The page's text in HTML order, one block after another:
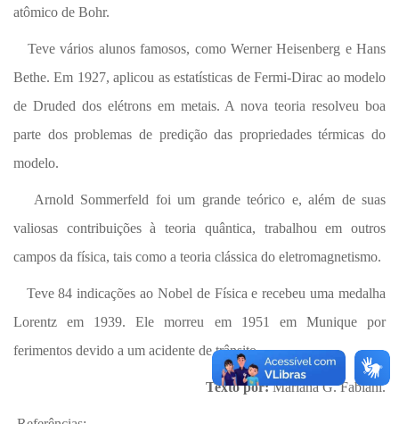
atômico de Bohr.
Teve vários alunos famosos, como Werner Heisenberg e Hans
Bethe. Em 1927, aplicou as estatísticas de Fermi-Dirac ao modelo
de Druded dos elétrons em metais. A nova teoria resolveu boa
parte dos problemas de predição das propriedades térmicas do
modelo.
Arnold Sommerfeld foi um grande teórico e, além de suas
valiosas contribuições à teoria quântica, trabalhou em outros
campos da física, tais como a teoria clássica do eletromagnetismo.
Teve 84 indicações ao Nobel de Física e recebeu uma medalha
Lorentz em 1939. Ele morreu em 1951 em Munique por
ferimentos devido a um acidente de trânsito.
Texto por:Mariana G. Fabiani.